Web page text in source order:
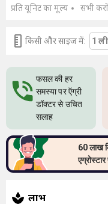
प्रति यूनिट का मूल्य
सभी
किसी और साइज में: 1
फसल की हर
समस्या पर ऍग्री
डॉक्टर से उचित
सलाह
60 लाख
लाभ